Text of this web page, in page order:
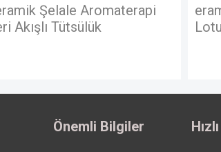
eramik Geri Akışlı Tütsülük –
Lotus & Gölet Tasarım
Önemli Bilgiler